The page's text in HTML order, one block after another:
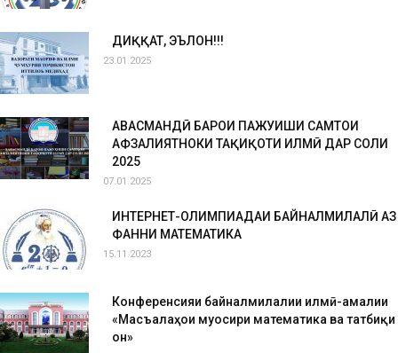
ДИҚҚАТ, ЭЪЛОН!!!
23.01.2025
ҲАВАСМАНДӢ БАРОИ ПАЖУҲИШИ САМТҲОИ
АФЗАЛИЯТНОКИ ТАҲҚИҚОТИ ИЛМӢ ДАР СОЛИ
2025
07.01.2025
ИНТЕРНЕТ-ОЛИМПИАДАИ БАЙНАЛМИЛАЛӢ АЗ
ФАННИ МАТЕМАТИКА
15.11.2023
Конференсияи байналмилалии илмӣ-амалии
«Масъалаҳои муосири математика ва татбиқи
он»